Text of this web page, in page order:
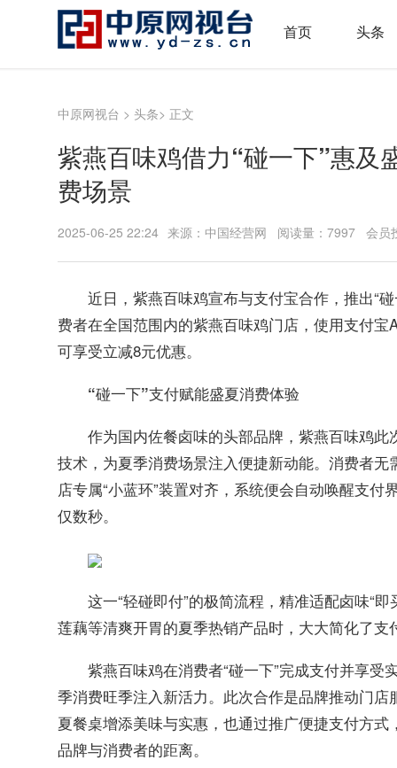
首页 头条
中原网视台 > 头条> 正文
紫燕百味鸡借力“碰一下”惠及
费场景
2025-06-25 22:24 来源：中国经营网 阅读量：7997 会员
近日，紫燕百味鸡宣布与支付宝合作，推出“
费者在全国范围内的紫燕百味鸡门店，使用支付
可享受立减8元优惠。
“碰一下”支付赋能盛夏消费体验
作为国内佐餐卤味的头部品牌，紫燕百味鸡
技术，为夏季消费场景注入便捷新动能。消费者
店专属“小蓝环”装置对齐，系统便会自动唤醒支付
仅数秒。
这一“轻碰即付”的极简流程，精准适配卤味“
莲藕等清爽开胃的夏季热销产品时，大大简化了
紫燕百味鸡在消费者“碰一下”完成支付并享
季消费旺季注入新活力。此次合作是品牌推动门
夏餐桌增添美味与实惠，也通过推广便捷支付方
品牌与消费者的距离。